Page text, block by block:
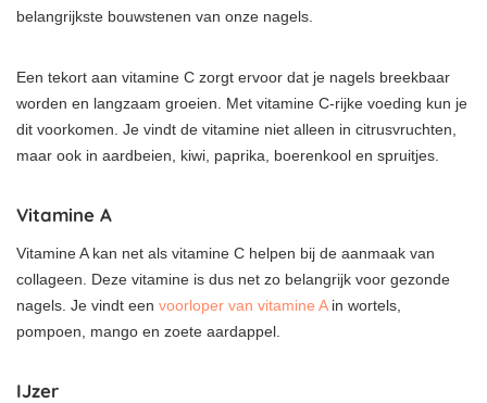
belangrijkste bouwstenen van onze nagels.
Een tekort aan vitamine C zorgt ervoor dat je nagels breekbaar
worden en langzaam groeien. Met vitamine C-rijke voeding kun je
dit voorkomen. Je vindt de vitamine niet alleen in citrusvruchten,
maar ook in aardbeien, kiwi, paprika, boerenkool en spruitjes.
Vitamine A
Vitamine A kan net als vitamine C helpen bij de aanmaak van
collageen. Deze vitamine is dus net zo belangrijk voor gezonde
nagels. Je vindt een voorloper van vitamine Ain wortels,
pompoen, mango en zoete aardappel.
IJzer